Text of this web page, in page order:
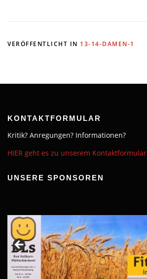
VERÖFFENTLICHT IN 13-14-DAMEN-1
KONTAKTFORMULAR
Kritik? Anregungen? Informationen?
HIER geht es zu unserem Kontaktformular
UNSERE SPONSOREN